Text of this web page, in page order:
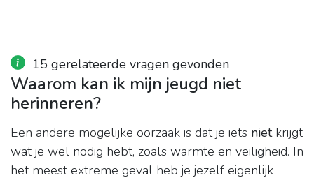
15 gerelateerde vragen gevonden
Waarom kan ik mijn jeugd niet
herinneren?
Een andere mogelijke oorzaak is dat je iets nietkrijgt
wat je wel nodig hebt, zoals warmte en veiligheid. In
het meest extreme geval heb je jezelf eigenlijk